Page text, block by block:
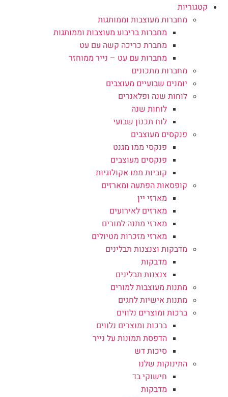
קטגוריות
מחברות מעוצבות וממותגות
מחברות בריבוע מעוצבות וממותגות
מחברת כריכה קשה עם עט
מחברות עם עט – נייר ממוחזר
מחברות מתכונים
יומנים שבועיים מעוצבים
לוחות שנה ופלאנרים
לוחות שנה
לוח תכנון שבועי
פנקסים מעוצבים
פנקסי ממו מגנט
פנקסים מעוצבים
קוביות ממו אקולוגיות
קופסאות הפתעה ומארזים
מארזי יין
מארזים לאירועים
מארזי מתנה למורים
מארזי מזכרות מטיולים
מדבקות וצנצנות תבלינים
מדבקות
צנצנות תבלינים
מתנות מעוצבות למורים
מתנות אישיות לחגים
ברכות ומוצרים נלווים
ברכות ומוצרים נלווים
הדפסת תמונות על נייר
סיכות דש
התינוקות שלנו
חישוקי בד
מדבקות